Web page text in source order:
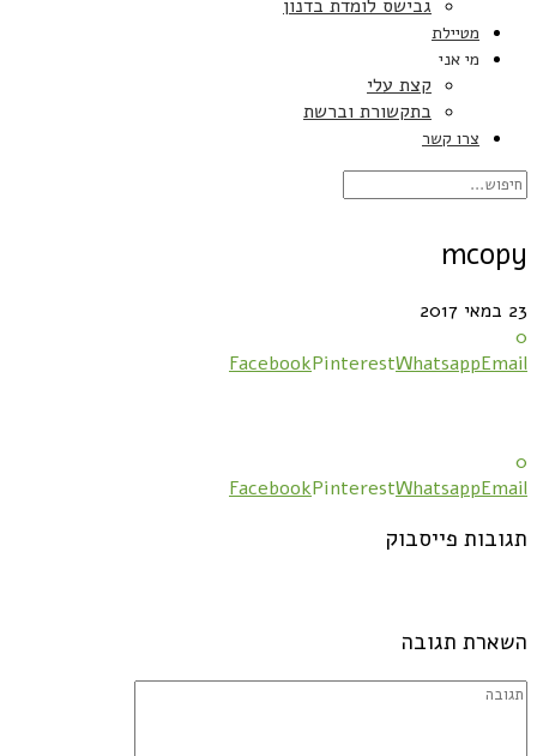
גבישס לומדת בדנון
מטיילת
מי אני
קצת עלי
בתקשורת וברשת
צרו קשר
mcopy
23 במאי 2017
0
FacebookPinterestWhatsappEmail
0
FacebookPinterestWhatsappEmail
תגובות פייסבוק
השארת תגובה